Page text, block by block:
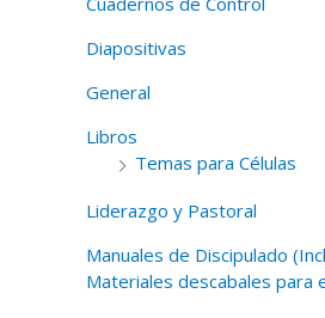
r
p
:
Diapositivas
General
Libros
Temas para Células
Liderazgo y Pastoral
Manuales de Discipulado
Materiales descabales para